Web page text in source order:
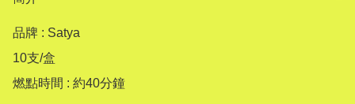
品牌 : Satya
10支/盒
燃點時間 : 約40分鐘